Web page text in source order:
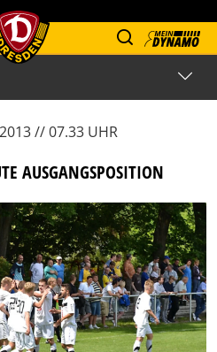
// 07.33 UHR
AUSGANGSPOSITION